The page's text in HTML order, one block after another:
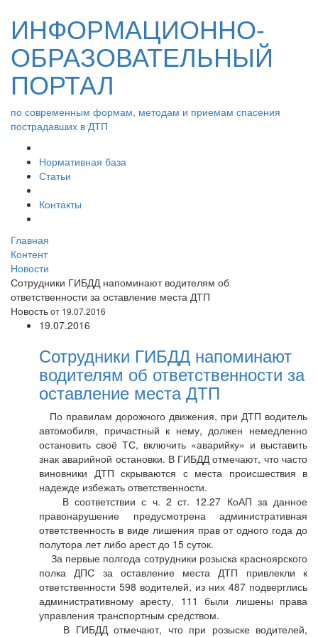
ИНФОРМАЦИОННО-
ОБРАЗОВАТЕЛЬНЫЙ
ПОРТАЛ
по современным формам, методам и приемам спасения
пострадавших в ДТП
Нормативная база
Статьи
Контакты
Главная
Контент
Новости
Сотрудники ГИБДД напоминают водителям об
ответственности за оставление места ДТП
Новостьот 19.07.2016
19.07.2016
Сотрудники ГИБДД напоминают
водителям об ответственности за
оставление места ДТП
По правилам дорожного движения, при ДТП водитель
автомобиля, причастный к нему, должен немедленно
остановить своё ТС, включить «аварийку» и выставить
знак аварийной остановки. В ГИБДД отмечают, что часто
виновники ДТП скрываются с места происшествия в
надежде избежать ответственности.
В соответствии с ч. 2 ст. 12.27 КоАП за данное
правонарушение предусмотрена административная
ответственность в виде лишения прав от одного года до
полутора лет либо арест до 15 суток.
За первые полгода сотрудники розыска красноярского
полка ДПС за оставление места ДТП привлекли к
ответственности 598 водителей, из них 487 подверглись
административному аресту, 111 были лишены права
управления транспортным средством.
В ГИБДД отмечают, что при розыске водителей,